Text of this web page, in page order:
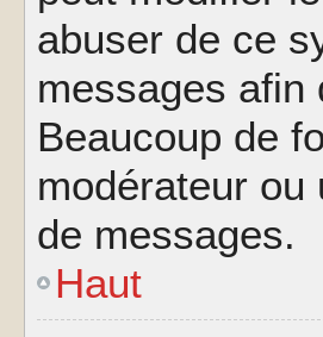
abuser de ce
messages afin
Beaucoup de
modérateur
de messages.
Haut